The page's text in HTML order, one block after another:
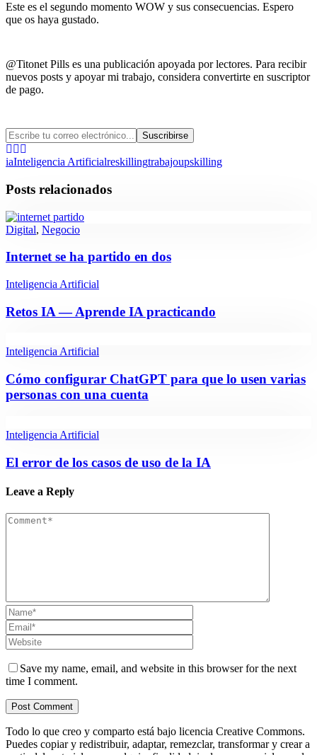
Este es el segundo momento WOW y sus consecuencias. Espero
que os haya gustado.
@Titonet Pills es una publicación apoyada por lectores. Para recibir
nuevos posts y apoyar mi trabajo, considera convertirte en suscriptor
de pago.
iaInteligencia Artificialreskillingtrabajoupskilling
Posts relacionados
Digital, Negocio
Internet se ha partido en dos
Inteligencia Artificial
Retos IA — Aprende IA practicando
Inteligencia Artificial
Cómo configurar ChatGPT para que lo usen varias
personas con una cuenta
Inteligencia Artificial
El error de los casos de uso de la IA
Leave a Reply
Save my name, email, and website in this browser for the next
time I comment.
Todo lo que creo y comparto está bajo licencia Creative Commons.
Puedes copiar y redistribuir, adaptar, remezclar, transformar y crear a